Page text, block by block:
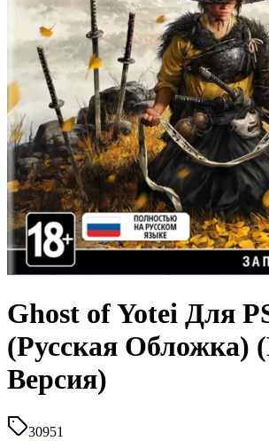
Ghost of Yotei Для
(Русская Обложка)
Версия)
30951